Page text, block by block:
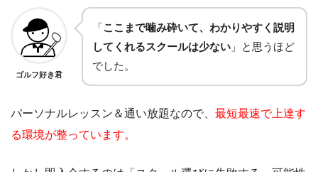
ゴルフ好き君
「ここまで噛み砕いて、わかりやすく説明
してくれるスクールは少ない 」と思うほど
でした。
パーソナルレッスン＆通い放題なので、 最短最速で上達す
る環境が整っています。